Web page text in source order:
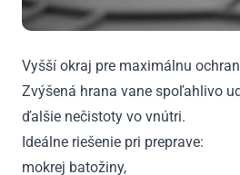
Vyšší okraj pre maximálnu
Zvýšená hrana vane spoľahlivo
ďalšie nečistoty vo vnútri.
Ideálne riešenie pri preprave:
mokrej batožiny,